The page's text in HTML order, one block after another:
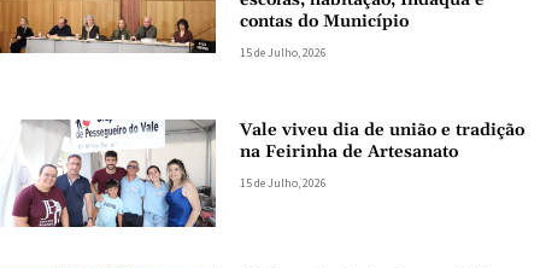
contas do Município
15 de Julho, 2026
Vale viveu dia de união e tradição
na Feirinha de Artesanato
15 de Julho, 2026